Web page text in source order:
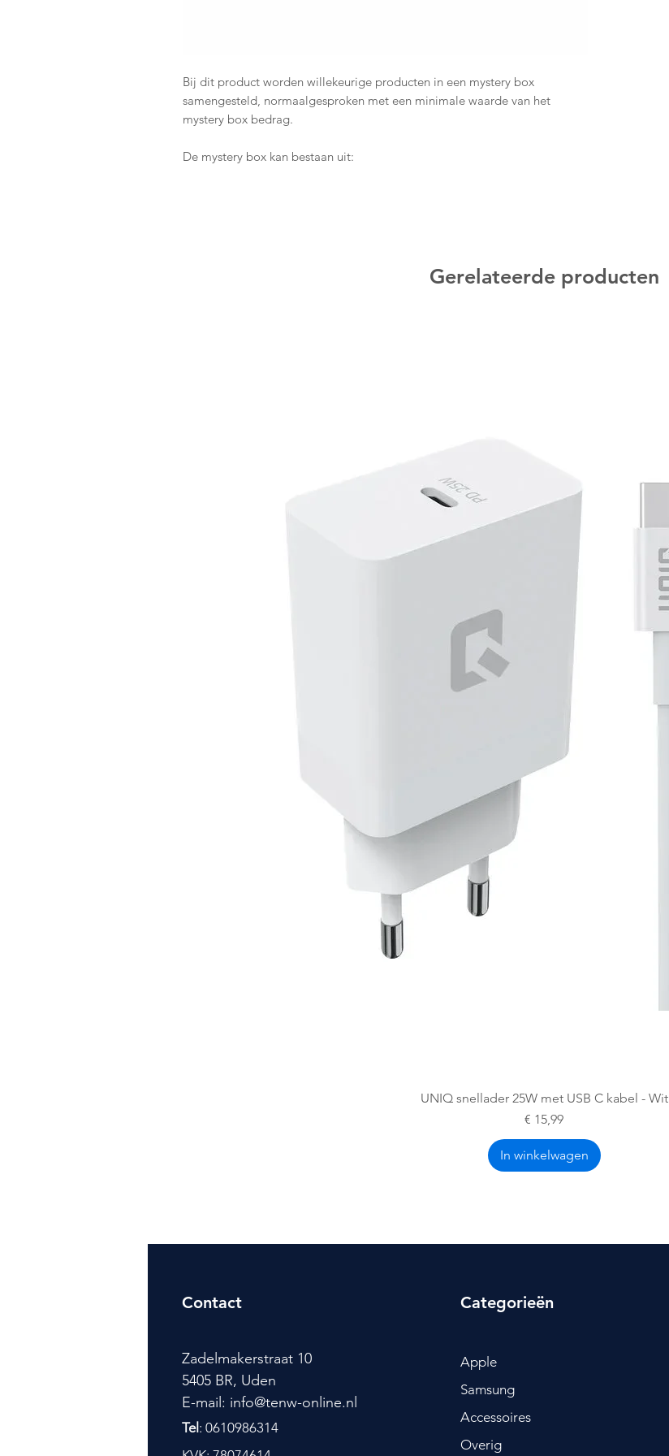
Bij dit product worden willekeurige producten in een mystery box
samengesteld, normaalgesproken met een minimale waarde van het
mystery box bedrag.
De mystery box kan bestaan uit:
In de omschrijving tijdens het afrekenproces kun je voorkeuren aangeven en
Gerelateerde producten
Snel overzicht
UNIQ snellader 25W met USB C kabel - Wit
Prijs
€ 15,99
In winkelwagen
Contact
Zadelmakerstraat 10
5405 BR, Uden
E-mail: info@tenw-online.nl
Tel : 0610986314
Categorieën
Apple
Samsung
Accessoires
Overig